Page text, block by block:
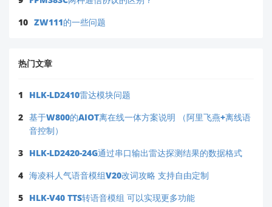
10 ZW111的一些问题
热门文章
1
HLK-LD2410雷达模块问题
2 基于W800的AIOT离在线一体方案说明 （阿里飞燕+离线语
音控制）
3 HLK-LD2420-24G通过串口输出雷达探测结果的数据格式
4 海凌科人气语音模组V20改词攻略 支持自由定制
5 HLK-V40 TTS转语音模组 可以实现更多功能